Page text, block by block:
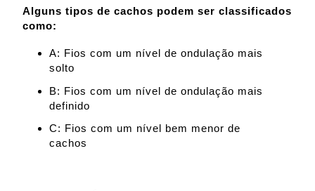
Alguns tipos de cachos podem ser classificados
como:
A: Fios com um nível de ondulação mais
solto
B: Fios com um nível de ondulação mais
definido
C: Fios com um nível bem menor de
cachos